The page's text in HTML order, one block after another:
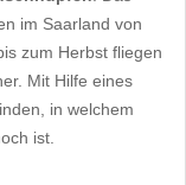
im Saarland von
zum Herbst fliegen
Mit Hilfe eines
in welchem
ist.